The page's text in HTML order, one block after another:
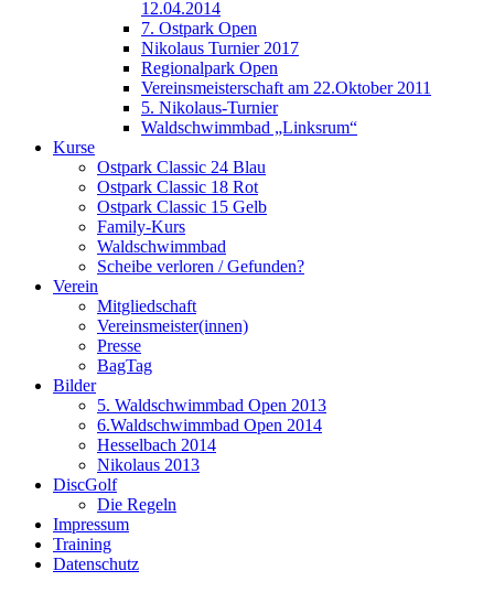
12.04.2014
7. Ostpark Open
Nikolaus Turnier 2017
Regionalpark Open
Vereinsmeisterschaft am 22.Oktober 2011
5. Nikolaus-Turnier
Waldschwimmbad „Linksrum“
Kurse
Ostpark Classic 24 Blau
Ostpark Classic 18 Rot
Ostpark Classic 15 Gelb
Family-Kurs
Waldschwimmbad
Scheibe verloren / Gefunden?
Verein
Mitgliedschaft
Vereinsmeister(innen)
Presse
BagTag
Bilder
5. Waldschwimmbad Open 2013
6.Waldschwimmbad Open 2014
Hesselbach 2014
Nikolaus 2013
DiscGolf
Die Regeln
Impressum
Training
Datenschutz